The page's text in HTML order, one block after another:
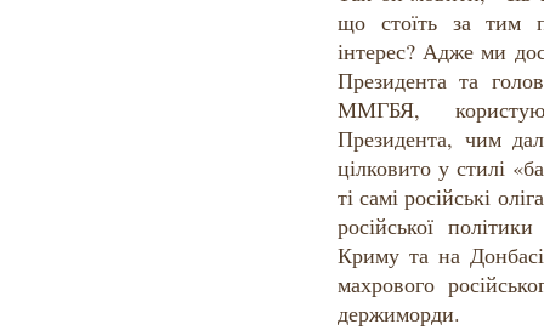
що стоїть за тим
інтерес? Адже ми
Президента та
ММГБЯ,
Президента, чим
цілковито у стилі
ті самі російські
російської
Криму та на
махрового
держиморди.